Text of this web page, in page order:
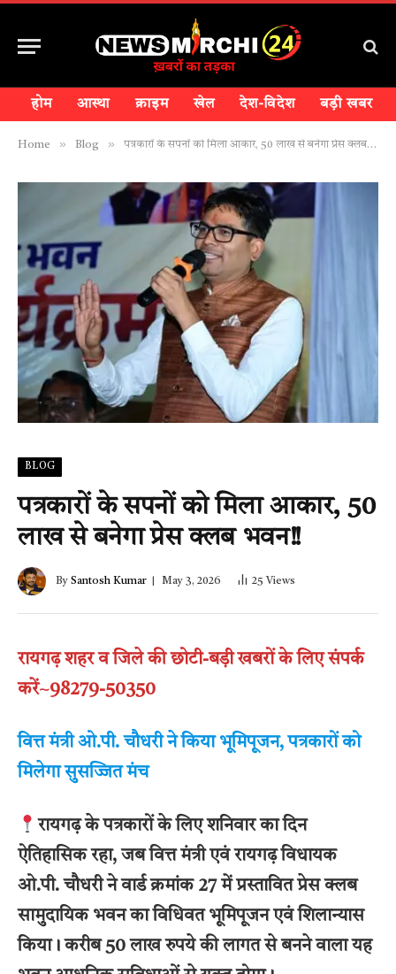
होम आस्था क्राइम खेल देश-विदेश बड़ी खबर
Home » Blog » पत्रकारों के सपनों को मिला आकार, 50 लाख से बनेगा प्रेस क्लब भवन!!
BLOG
पत्रकारों के सपनों को मिला आकार, 50
लाख से बनेगा प्रेस क्लब भवन!!
By Santosh Kumar May 3, 2026 25 Views
रायगढ़ शहर व जिले की छोटी-बड़ी खबरों के लिए संपर्क
करें~98279-50350
वित्त मंत्री ओ.पी. चौधरी ने किया भूमिपूजन, पत्रकारों को
मिलेगा सुसज्जित मंच
रायगढ़ के पत्रकारों के लिए शनिवार का दिन
ऐतिहासिक रहा, जब वित्त मंत्री एवं रायगढ़ विधायक
ओ.पी. चौधरी ने वार्ड क्रमांक 27 में प्रस्तावित प्रेस क्लब
सामुदायिक भवन का विधिवत भूमिपूजन एवं शिलान्यास
किया। करीब 50 लाख रुपये की लागत से बनने वाला यह